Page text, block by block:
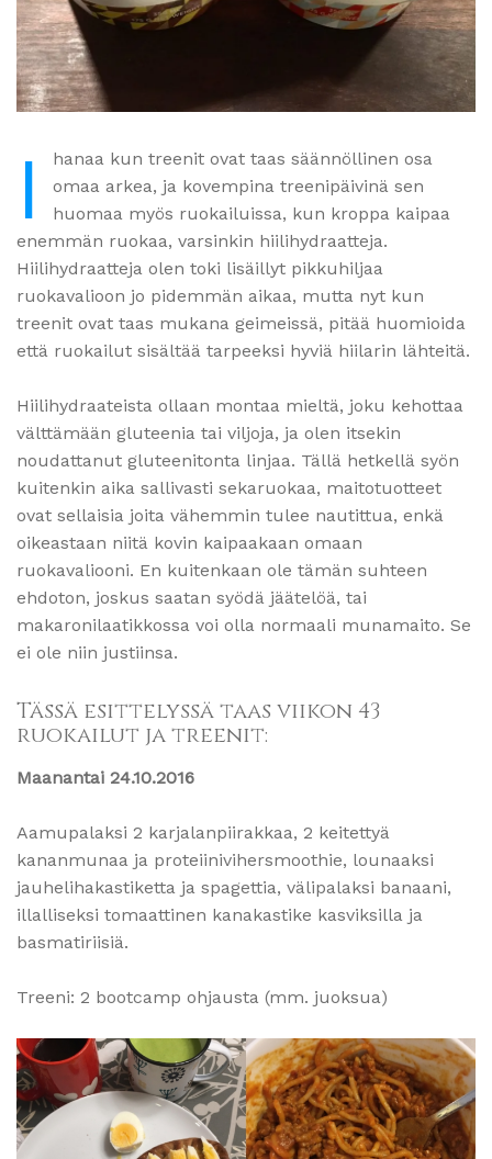
I
hanaa kun treenit ovat taas säännöllinen osa
omaa arkea, ja kovempina treenipäivinä sen
huomaa myös ruokailuissa, kun kroppa kaipaa
enemmän ruokaa, varsinkin hiilihydraatteja.
Hiilihydraatteja olen toki lisäillyt pikkuhiljaa
ruokavalioon jo pidemmän aikaa, mutta nyt kun
treenit ovat taas mukana geimeissä, pitää huomioida
että ruokailut sisältää tarpeeksi hyviä hiilarin lähteitä.
Hiilihydraateista ollaan montaa mieltä, joku kehottaa
välttämään gluteenia tai viljoja, ja olen itsekin
noudattanut gluteenitonta linjaa. Tällä hetkellä syön
kuitenkin aika sallivasti sekaruokaa, maitotuotteet
ovat sellaisia joita vähemmin tulee nautittua, enkä
oikeastaan niitä kovin kaipaakaan omaan
ruokavaliooni. En kuitenkaan ole tämän suhteen
ehdoton, joskus saatan syödä jäätelöä, tai
makaronilaatikkossa voi olla normaali munamaito. Se
ei ole niin justiinsa.
Tässä esittelyssä taas viikon 43
ruokailut ja treenit:
Maanantai 24.10.2016
Aamupalaksi 2 karjalanpiirakkaa, 2 keitettyä
kananmunaa ja proteiinivihersmoothie, lounaaksi
jauhelihakastiketta ja spagettia, välipalaksi banaani,
illalliseksi tomaattinen kanakastike kasviksilla ja
basmatiriisiä.
Treeni: 2 bootcamp ohjausta (mm. juoksua)